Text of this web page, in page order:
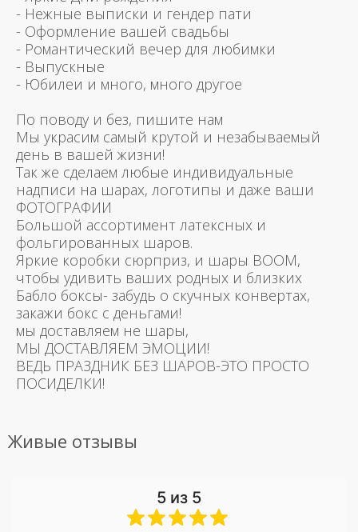
- Нежные выписки и гендер пати
- Оформление вашей свадьбы
- Романтический вечер для любимки
- Выпускные
- Юбилеи и много, много другое
По поводу и без, пишите нам
Мы украсим самый крутой и незабываемый
день в вашей жизни!
Так же сделаем любые индивидуальные
надписи на шарах, логотипы и даже ваши
ФОТОГРАФИИ
Большой ассортимент латексных и
фольгированных шаров.
Яркие коробки сюрприз, и шары BOOM,
чтобы удивить ваших родных и близких
Бабло боксы- забудь о скучных конвертах,
закажи бокс с деньгами!
мы доставляем не шары,
МЫ ДОСТАВЛЯЕМ ЭМОЦИИ!
ВЕДЬ ПРАЗДНИК БЕЗ ШАРОВ-ЭТО ПРОСТО
ПОСИДЕЛКИ!
Живые отзывы
5 из 5